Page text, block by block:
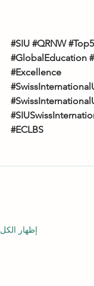
#SIU #QRNW
#GlobalEducation
#Excellence
#ECLBS
إظهار الكل